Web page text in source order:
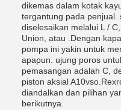
dikemas dalam kotak
tergantung pada
diselesaikan melalui L /
Union, atau .Dengan
pompa ini yakin untuk
apapun. ujung poros
pemasangan adalah C,
piston aksial
diandalkan dan pilihan
berikutnya.